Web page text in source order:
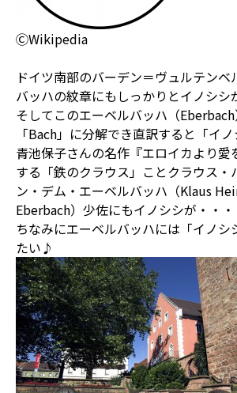
ⒸWikipedia
ドイツ南部のバーデン＝ヴュルテンベ
バッハの紋章にもしっかりとイノシシ
そしてこのエーベルバッハ（
「Bach」に分解でき直訳すると「イノ
青池保子さんの名作『エロイカより愛
する「鉄のクラウス」ことクラウス・
ン・デム・エーベルバッハ（Klaus
Eberbach）少佐にもイノシシが・・・
ちなみにエーベルバッハには「イノシ
たい♪